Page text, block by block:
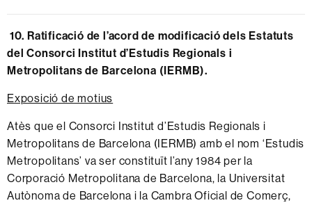
10. Ratificació de l’acord de modificació dels Estatuts
del Consorci Institut d’Estudis Regionals i
Metropolitans de Barcelona (IERMB).
Exposició de motius
Atès que el Consorci Institut d’Estudis Regionals i
Metropolitans de Barcelona (IERMB) amb el nom ‘Estudis
Metropolitans’ va ser constituït l’any 1984 per la
Corporació Metropolitana de Barcelona, la Universitat
Autònoma de Barcelona i la Cambra Oficial de Comerç,